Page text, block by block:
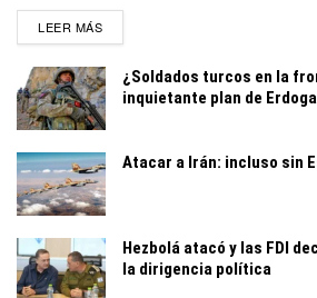
LEER MÁSDETAILS
¿Soldados turcos en la
inquietante plan de
Atacar a Irán: incluso sin
Hezbolá atacó y las FDI
la dirigencia política